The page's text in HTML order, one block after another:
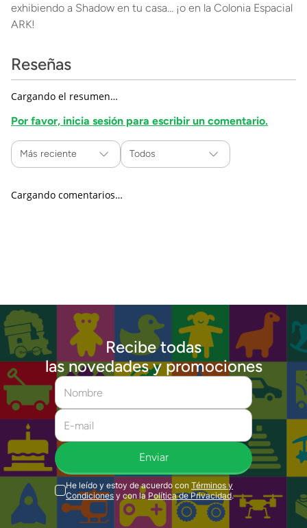
exhibiendo a Shadow en tu casa… ¡o en la Colonia Espacial
ARK!
Reseñas
Cargando el resumen…
Por favor, inicia sesión para escribir un comentario.
Más reciente Todos
Cargando comentarios…
Recibe todas
las novedades y promociones
Enviar
He leído y estoy de acuerdo con Términos y
Condiciones y con la Política de Privacidad.